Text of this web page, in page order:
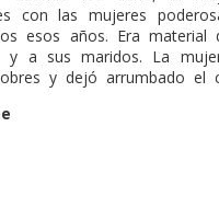
con las mujeres
esos años. Era material
y a sus maridos. La
y dejó arrumbado el